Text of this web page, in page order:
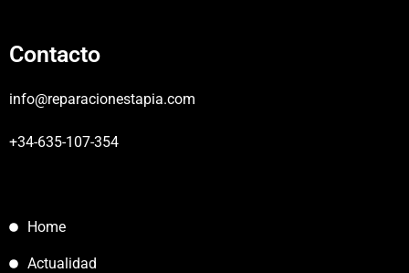
Contacto
info@reparacionestapia.com
+34-635-107-354
Home
Actualidad